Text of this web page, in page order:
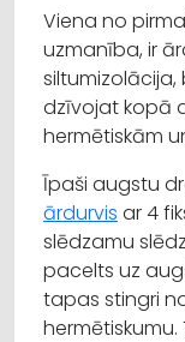
Viena no
uzmanība, ir
dzīvojat kopā
hermētiskām
Īpaši augstu
ārdurvis ar 4
slēdzamu
pacelts uz
tapas stingri